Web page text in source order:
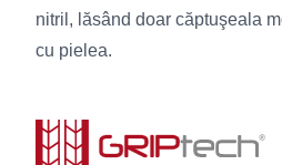
nitril, lăsând doar căptuşeala
cu pielea.